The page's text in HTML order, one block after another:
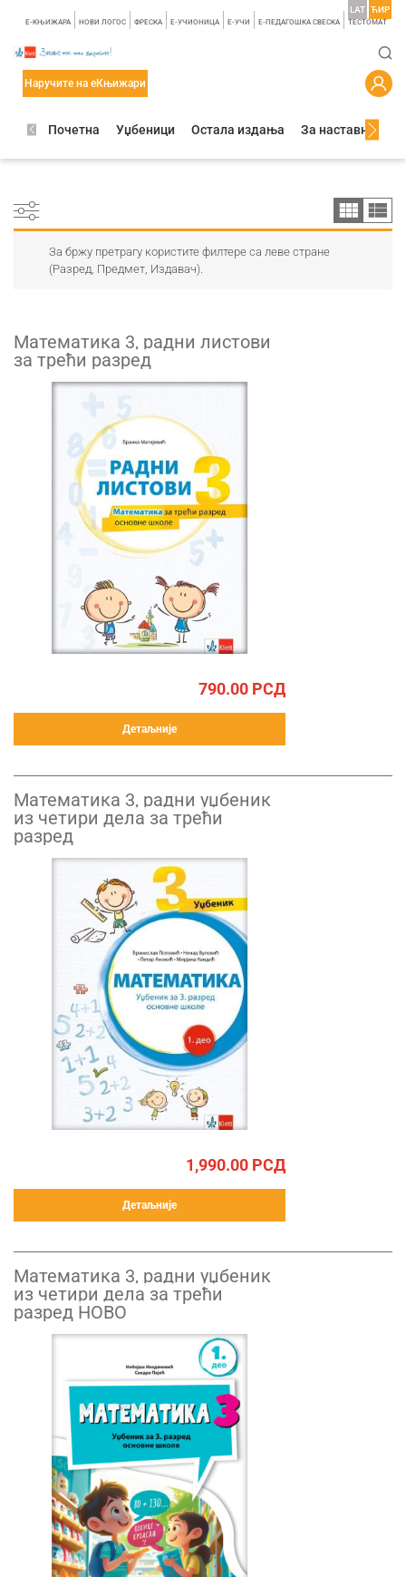
E-КЊИЖАРА НОВИ ЛОГОС ФРЕСКА E-УЧИОНИЦА E-УЧИ Е-ПЕДАГОШКА СВЕСКА TЕСТОМАТ
LAT ЋИР
Наручите на еКњижари
Почетна Уџбеници Остала издања За наставнике
За бржу претрагу користите филтере са леве стране
(Разред, Предмет, Издавач).
Математика 3, радни листови
за трећи разред
790.00 РСД
Детаљније
Математика 3, радни уџбеник
из четири дела за трећи
разред
1,990.00 РСД
Детаљније
Математика 3, радни уџбеник
из четири дела за трећи
разред НОВО